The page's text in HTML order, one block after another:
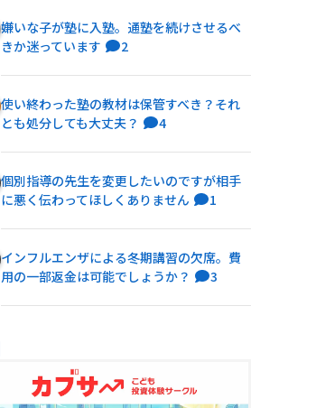
嫌いな子が塾に入塾。通塾を続けさせるべ
きか迷っています
2
使い終わった塾の教材は保管すべき？それ
とも処分しても大丈夫？
4
個別指導の先生を変更したいのですが相手
に悪く伝わってほしくありません
1
インフルエンザによる冬期講習の欠席。費
用の一部返金は可能でしょうか？
3